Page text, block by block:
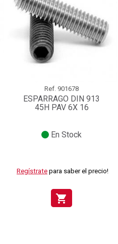
Ref. 901678
ESPARRAGO DIN 913
45H PAV 6X 16
En Stock
Regístrate para saber el precio!
shopping_cart